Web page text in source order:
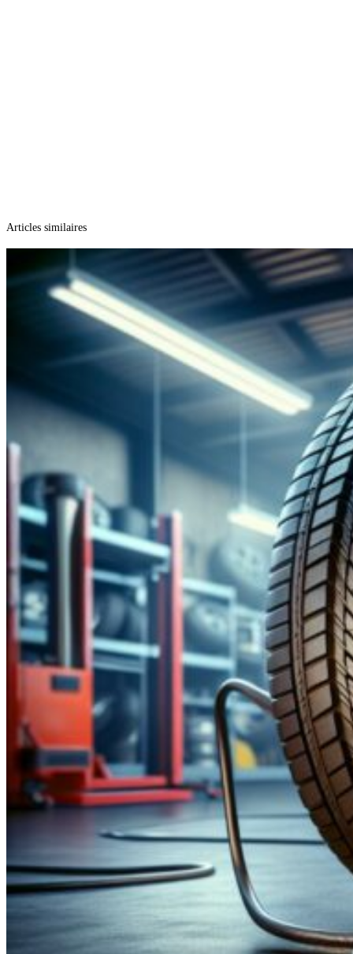
Articles similaires